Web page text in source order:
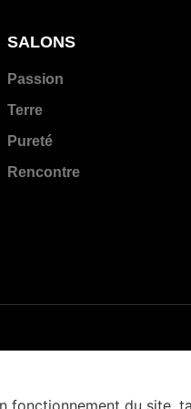
SALONS
Passion
Terre
Pureté
Rencontre
du site,